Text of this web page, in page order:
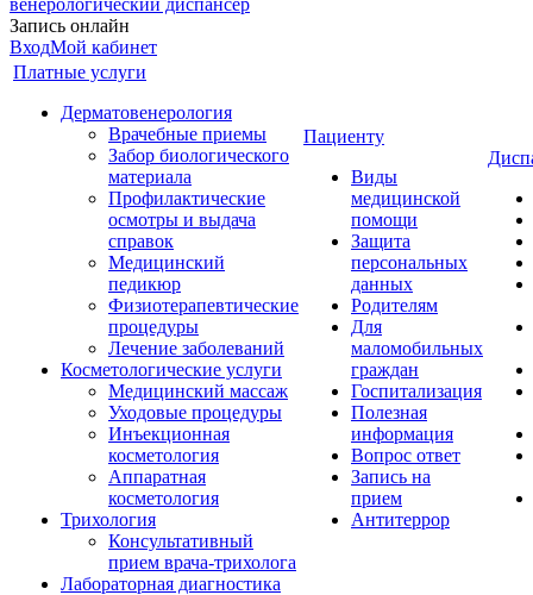
Запись онлайн
ВходМой кабинет
Платные услуги
Дерматовенерология
Врачебные приемы
Забор биологического
материала
Профилактические
осмотры и выдача
справок
Медицинский
педикюр
Физиотерапевтические
процедуры
Лечение заболеваний
Косметологические услуги
Медицинский массаж
Уходовые процедуры
Инъекционная
косметология
Аппаратная
косметология
Трихология
Консультативный
прием врача-трихолога
Лабораторная диагностика
Пациенту
Виды
медицинской
помощи
Защита
персональных
данных
Родителям
Для
маломобильных
граждан
Госпитализация
Полезная
информация
Вопрос ответ
Запись на
прием
Антитеррор